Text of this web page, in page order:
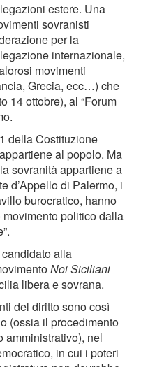
estere. Una
sovranisti
per la
internazionale,
movimenti
Grecia, ecc…) che
14 ottobre), al “Forum
della Costituzione
al popolo. Ma
sovranità appartiene a
d’Appello di Palermo, i
burocratico, hanno
politico dalla
candidato alla
Noi Siciliani
libera e sovrana.
del diritto sono così
(ossia il procedimento
amministrativo), nel
in cui i poteri